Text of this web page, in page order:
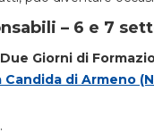
– 6 e 7
Due Giorni di
di Armeno